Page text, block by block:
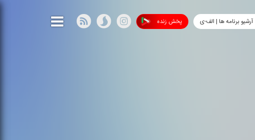
پخش زنده آرشیو برنامه ها | الف-ی